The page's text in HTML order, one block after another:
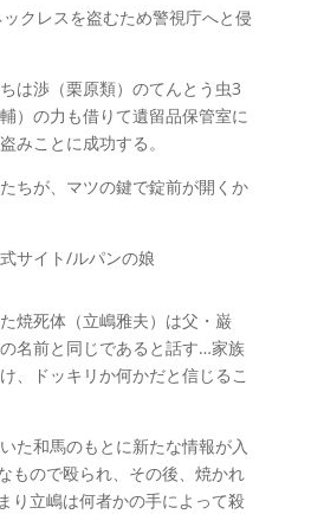
クレスを盗むため警視庁へと侵
は渉（栗原類）のてんとう虫3
）の力も借りて遺留品保管室に
みことに成功する。
ちが、マツの鍵で錠前が開くか
サイト/ルパンの娘
焼死体（立嶋雅夫）は父・巌
の名前と同じであると話す…家族
、ドッキリか何かだと信じるこ
た和馬のもとに新たな情報が入
もので殴られ、その後、焼かれ
り立嶋は何者かの手によって殺